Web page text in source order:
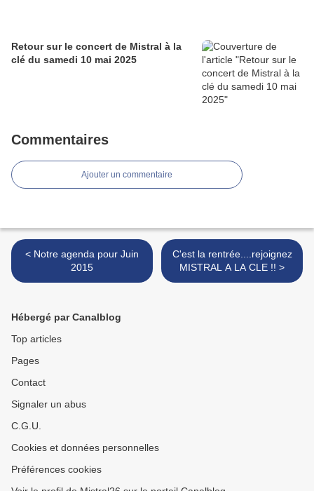
Retour sur le concert de Mistral à la
clé du samedi 10 mai 2025
Commentaires
Ajouter un commentaire
< Notre agenda pour Juin
2015
C'est la rentrée....rejoignez
MISTRAL A LA CLE !! >
Hébergé par Canalblog
Top articles
Pages
Contact
Signaler un abus
C.G.U.
Cookies et données personnelles
Préférences cookies